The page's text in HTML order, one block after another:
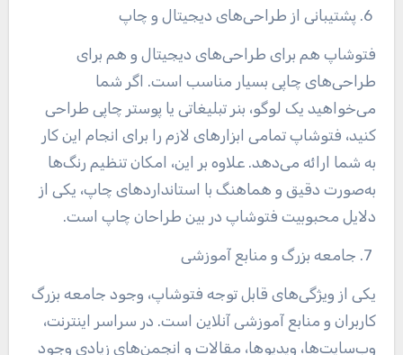
فتوشاپ هم برای طراحی‌های دیجیتال و هم برای
طراحی‌های چاپی بسیار مناسب است. اگر شما
می‌خواهید یک لوگو، بنر تبلیغاتی یا پوستر چاپی طراحی
کنید، فتوشاپ تمامی ابزارهای لازم را برای انجام این کار
به شما ارائه می‌دهد. علاوه بر این، امکان تنظیم رنگ‌ها
به‌صورت دقیق و هماهنگ با استانداردهای چاپ، یکی از
دلایل محبوبیت فتوشاپ در بین طراحان چاپ است.
یکی از ویژگی‌های قابل توجه فتوشاپ، وجود جامعه بزرگ
کاربران و منابع آموزشی آنلاین است. در سراسر اینترنت،
وب‌سایت‌ها، ویدیوها، مقالات و انجمن‌های زیادی وجود